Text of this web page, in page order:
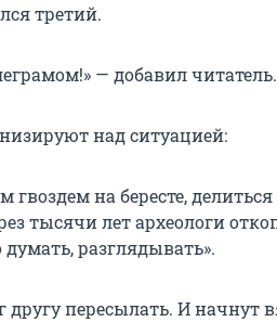
третий.
— добавил читатель.
над ситуацией:
на бересте,
тысячи лет археологи
разглядывать».
другу пересылать. И начнут